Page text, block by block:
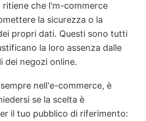
ritiene che l'm-commerce
la sicurezza o la
propri dati. Questi sono tutti
la loro assenza dalle
dei negozi online.
nell'e-commerce, è
se la scelta è
il tuo pubblico di riferimento: